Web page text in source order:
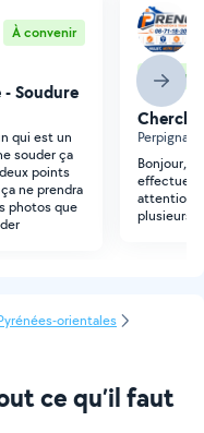
À convenir
Soudure
qui est un
souder ça
points
ne prendra
photos que
Sur devis
Perpignan
Bonjour,
effectuer
attention
plusieurs
orientales
ce qu’il faut